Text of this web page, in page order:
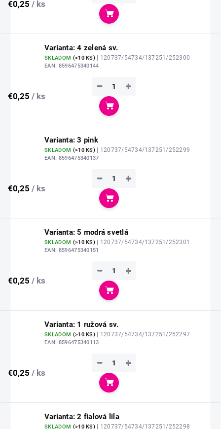
€0,25 / ks
Do košíka
Varianta: 4 zelená sv.
SKLADOM (>10 KS) | 120737/54734/137251/252300
EAN: 8596475340144
€0,25 / ks
+
−
Do košíka
Varianta: 3 pink
SKLADOM (>10 KS) | 120737/54734/137251/252299
EAN: 8596475340137
€0,25 / ks
+
−
Do košíka
Varianta: 5 modrá svetlá
SKLADOM (>10 KS) | 120737/54734/137251/252301
EAN: 8596475340151
€0,25 / ks
+
−
Do košíka
Varianta: 1 ružová sv.
SKLADOM (>10 KS) | 120737/54734/137251/252297
EAN: 8596475340113
€0,25 / ks
+
−
Do košíka
Varianta: 2 fialová lila
SKLADOM (>10 KS) | 120737/54734/137251/252298